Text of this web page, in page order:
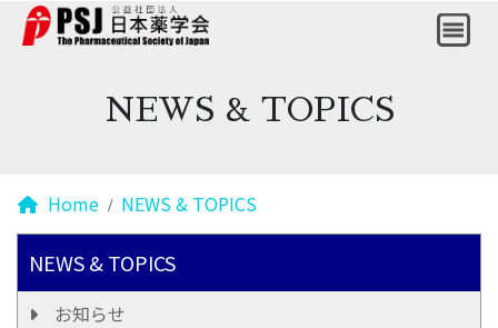
NEWS & TOPICS
Home NEWS & TOPICS
NEWS & TOPICS
お知らせ